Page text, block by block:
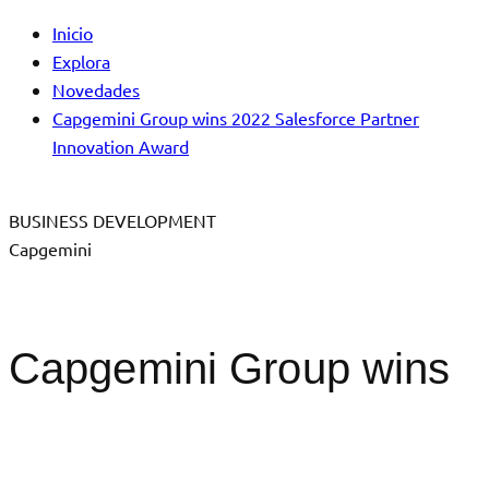
Inicio
Explora
Novedades
Capgemini Group wins 2022 Salesforce Partner
Innovation Award
BUSINESS DEVELOPMENT
Capgemini
Capgemini Group wins